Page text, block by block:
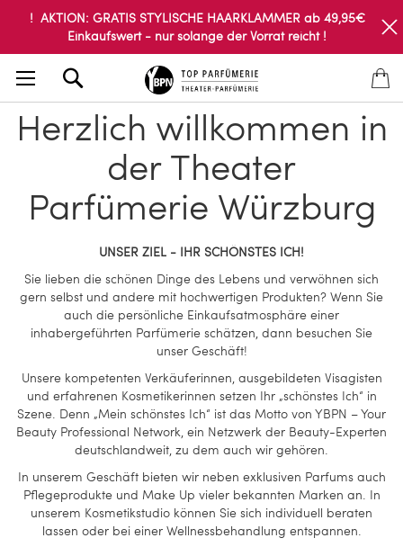
! AKTION: GRATIS STYLISCHE HAARKLAMMER ab 49,95€
Einkaufswert - nur solange der Vorrat reicht !
Herzlich willkommen in
der Theater
Parfümerie Würzburg
UNSER ZIEL - IHR SCHÖNSTES ICH!
Sie lieben die schönen Dinge des Lebens und verwöhnen sich
gern selbst und andere mit hochwertigen Produkten? Wenn Sie
auch die persönliche Einkaufsatmosphäre einer
inhabergeführten Parfümerie schätzen, dann besuchen Sie
unser Geschäft!
Unsere kompetenten Verkäuferinnen, ausgebildeten Visagisten
und erfahrenen Kosmetikerinnen setzen Ihr „schönstes Ich“ in
Szene. Denn „Mein schönstes Ich“ ist das Motto von YBPN – Your
Beauty Professional Network, ein Netzwerk der Beauty-Experten
deutschlandweit, zu dem auch wir gehören.
In unserem Geschäft bieten wir neben exklusiven Parfums auch
Pflegeprodukte und Make Up vieler bekannten Marken an. In
unserem Kosmetikstudio können Sie sich individuell beraten
lassen oder bei einer Wellnessbehandlung entspannen.